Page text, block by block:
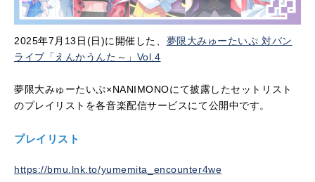
2025年7月13日(日)に開催した、 夢限大みゅーたいぷ 対バン
ライブ「えんかうんた～」Vol.4
夢限大みゅーたいぷ×NANIMONOにて披露したセットリスト
のプレイリストを各音楽配信サービスにて公開中です。
プレイリスト
https://bmu.lnk.to/yumemita_encounter4we